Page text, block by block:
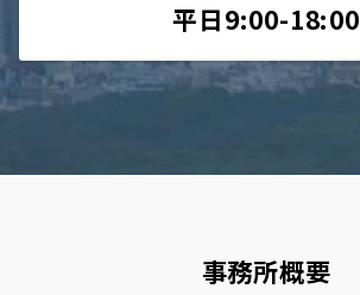
平日9:00-18:00
事務所概要